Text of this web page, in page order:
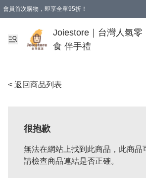
會員首次購物，即享全單95折！
購物滿 HKD 350.00即享免運費優惠！（適用於 本地送
Joiestore｜台灣人氣零
食 伴手禮
< 返回商品列表
很抱歉
無法在網站上找到此商品，此商品
請檢查商品連結是否正確。